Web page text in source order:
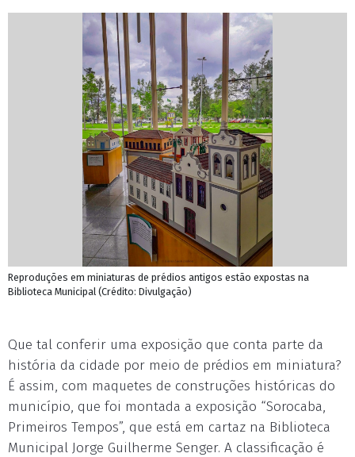
Reproduções em miniaturas de prédios antigos estão expostas na
Biblioteca Municipal (Crédito: Divulgação)
Que tal conferir uma exposição que conta parte da
história da cidade por meio de prédios em miniatura?
É assim, com maquetes de construções históricas do
município, que foi montada a exposição “Sorocaba,
Primeiros Tempos”, que está em cartaz na Biblioteca
Municipal Jorge Guilherme Senger. A classificação é